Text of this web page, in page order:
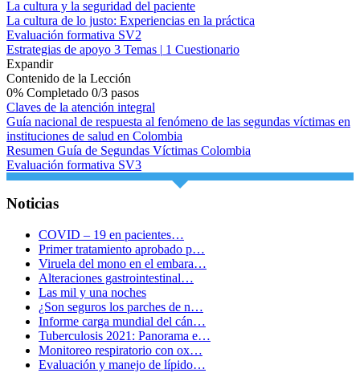
La cultura y la seguridad del paciente
La cultura de lo justo: Experiencias en la práctica
Evaluación formativa SV2
Estrategias de apoyo 3 Temas | 1 Cuestionario
Expandir
Contenido de la Lección
0% Completado 0/3 pasos
Claves de la atención integral
Guía nacional de respuesta al fenómeno de las segundas víctimas en
instituciones de salud en Colombia
Resumen Guía de Segundas Víctimas Colombia
Evaluación formativa SV3
Noticias
COVID – 19 en pacientes…
Primer tratamiento aprobado p…
Viruela del mono en el embara…
Alteraciones gastrointestinal…
Las mil y una noches
¿Son seguros los parches de n…
Informe carga mundial del cán…
Tuberculosis 2021: Panorama e…
Monitoreo respiratorio con ox…
Evaluación y manejo de lípido…